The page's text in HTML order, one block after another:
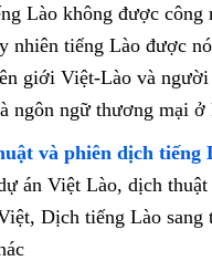
Lào không được công
nhiên tiếng Lào được
giới Việt-Lào và người
ngôn ngữ thương mại ở
và phiên dịch tiếng
án Việt Lào, dịch
Dịch tiếng Lào sang